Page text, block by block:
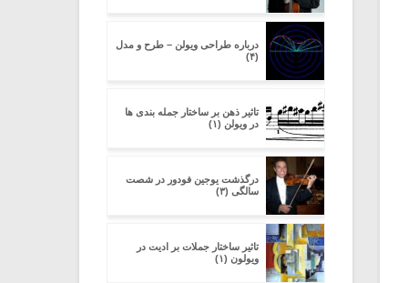
درباره طراحی ویولن – طرح و مدل
(۴)
تاثیر ذهن بر ساختار جمله بندی ها
در ویولن (۱)
درگذشت یوجین فودور در شصت
سالگی (۳)
تاثیر ساختار جملات بر ادیت در
ویولون (۱)